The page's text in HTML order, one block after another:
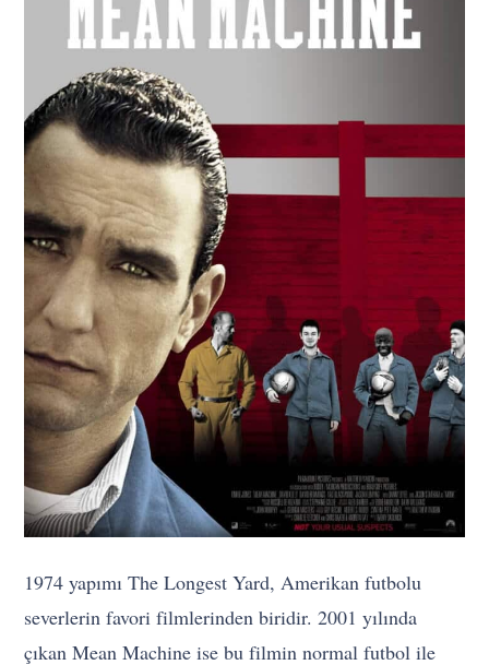
1974 yapımı The Longest Yard, Amerikan futbolu
severlerin favori filmlerinden biridir. 2001 yılında
çıkan Mean Machine ise bu filmin normal futbol ile